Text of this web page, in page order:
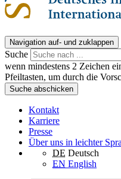
Navigation auf- und zuklappen
Suche
wenn mindestens 2 Zeichen
Pfeiltasten, um durch die
Suche abschicken
Kontakt
Karriere
Presse
Über uns in leichter
DE Deutsch
EN English